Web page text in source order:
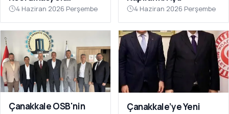
Toplantısı Düzenlendi
4 Haziran 2026 Perşembe 4 Haziran 2026 Perşembe
Çanakkale OSB'nin
Çanakkale’ye Yeni